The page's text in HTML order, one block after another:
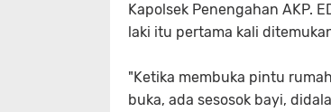
Kapolsek Penengahan AKP.
laki itu pertama kali
"Ketika membuka pintu
buka, ada sesosok bayi,